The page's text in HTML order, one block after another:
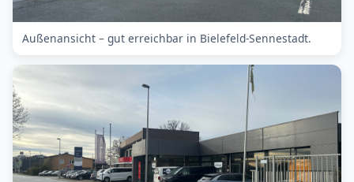
Außenansicht – gut erreichbar in Bielefeld-Sennestadt.